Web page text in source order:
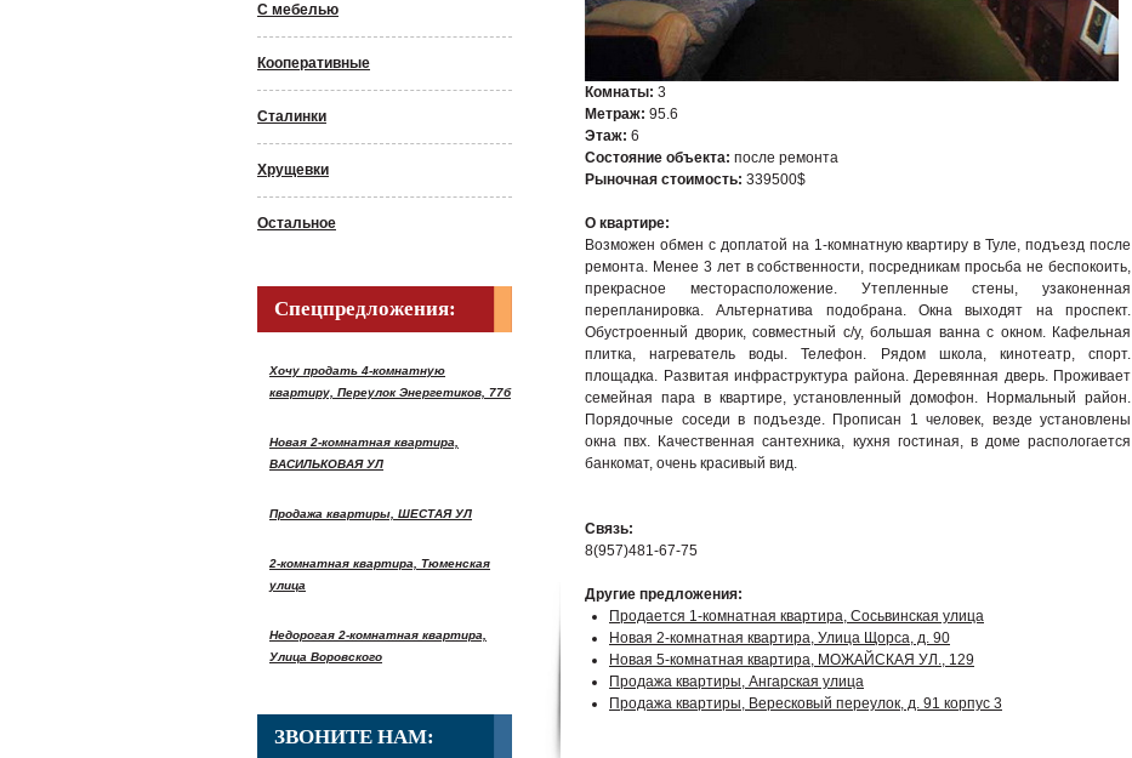
С мебелью
Кооперативные
Сталинки
Хрущевки
Остальное
Спецпредложения:
Хочу продать 4-комнатную
квартиру, Переулок Энергетиков, 77б
Новая 2-комнатная квартира,
ВАСИЛЬКОВАЯ УЛ
Продажа квартиры, ШЕСТАЯ УЛ
2-комнатная квартира, Тюменская
улица
Недорогая 2-комнатная квартира,
Улица Воровского
ЗВОНИТЕ НАМ:
Комнаты: 3
Метраж: 95.6
Этаж: 6
Состояние объекта: после ремонта
Рыночная стоимость: 339500$
О квартире:
Возможен обмен с доплатой на 1-комнатную квартиру в Туле, подъезд после
ремонта. Менее 3 лет в собственности, посредникам просьба не беспокоить,
прекрасное месторасположение. Утепленные стены, узаконенная
перепланировка. Альтернатива подобрана. Окна выходят на проспект.
Обустроенный дворик, совместный с/у, большая ванна с окном. Кафельная
плитка, нагреватель воды. Телефон. Рядом школа, кинотеатр, спорт.
площадка. Развитая инфраструктура района. Деревянная дверь. Проживает
семейная пара в квартире, установленный домофон. Нормальный район.
Порядочные соседи в подъезде. Прописан 1 человек, везде установлены
окна пвх. Качественная сантехника, кухня гостиная, в доме распологается
банкомат, очень красивый вид.
Связь:
8(957)481-67-75
Другие предложения:
Продается 1-комнатная квартира, Сосьвинская улица
Новая 2-комнатная квартира, Улица Щорса, д. 90
Новая 5-комнатная квартира, МОЖАЙСКАЯ УЛ., 129
Продажа квартиры, Ангарская улица
Продажа квартиры, Вересковый переулок, д. 91 корпус 3